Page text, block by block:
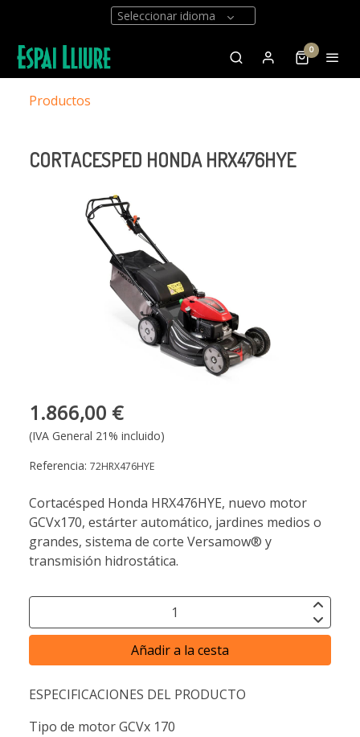
Seleccionar idioma
0
Productos
CORTACESPED HONDA HRX476HYE
1.866,00 €
(IVA General 21% incluido)
Referencia: 72HRX476HYE
Cortacésped Honda HRX476HYE, nuevo motor
GCVx170, estárter automático, jardines medios o
grandes, sistema de corte Versamow® y
transmisión hidrostática.
Añadir a la cesta
ESPECIFICACIONES DEL PRODUCTO
Tipo de motor GCVx 170